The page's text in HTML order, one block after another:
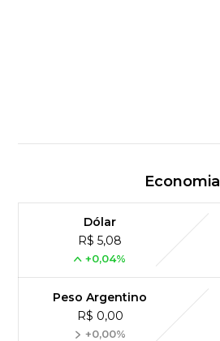
Economia
Dólar
R$ 5,08
+0,04%
Peso Argentino
R$ 0,00
+0,00%